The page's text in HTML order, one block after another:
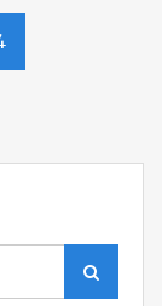
Search